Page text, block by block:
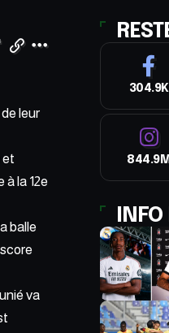
leur
et
la 12e
balle
va
304.9K
844.9M